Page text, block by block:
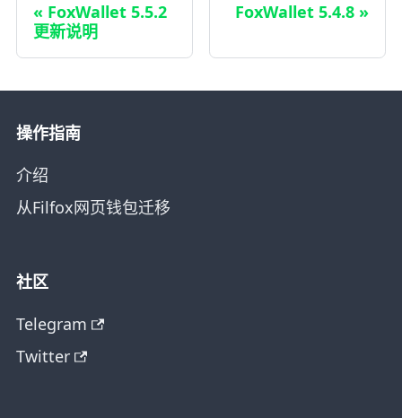
FoxWallet 5.5.2
更新说明
FoxWallet 5.4.8
操作指南
介绍
从Filfox网页钱包迁移
社区
Telegram
Twitter